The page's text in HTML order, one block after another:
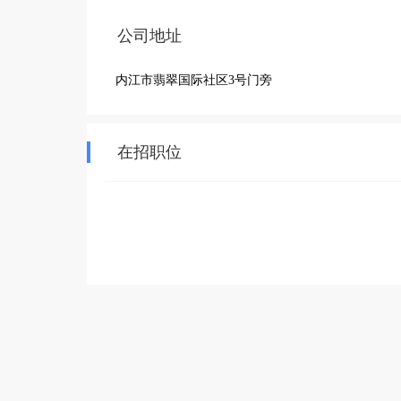
公司地址
内江市翡翠国际社区3号门旁
在招职位